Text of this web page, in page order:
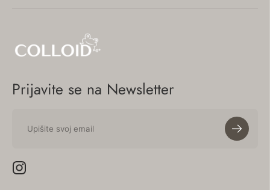
Prijavite se na Newsletter